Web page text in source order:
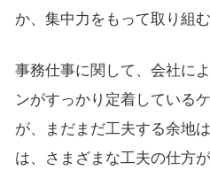
か、集中力をもって取り組
事務仕事に関して、会社に
ンがすっかり定着している
が、まだまだ工夫する余地
は、さまざまな工夫の仕方